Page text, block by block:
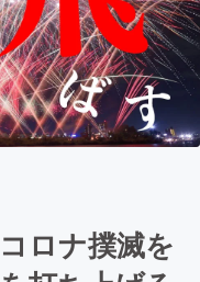
ロナ撲滅を